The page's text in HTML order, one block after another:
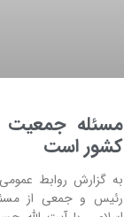
مسئله جمعیت
کشور است
به گزارش روابط
رئیس و جمعی از